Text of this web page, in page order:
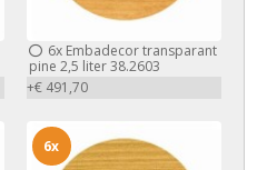
6xEmbadecor transparant
pine 2,5 liter 38.2603
+€ 491,70
6x